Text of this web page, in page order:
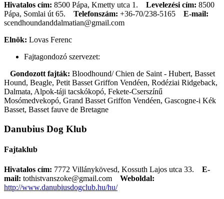
Hivatalos cím: 8500 Pápa, Kmetty utca 1. Levelezési cím: 8500
Pápa, Somlai út 65.
Telefonszám: +36-70/238-5165
E-mail:
scendhoundanddalmatian@gmail.com
Elnök: Lovas Ferenc
Fajtagondozó szervezet:
Gondozott fajták: Bloodhound/ Chien de Saint - Hubert, Basset
Hound, Beagle, Petit Basset Griffon Vendéen, Rodéziai Ridgeback,
Dalmata, Alpok-táji tacskókopó, Fekete-Cserszínű
Mosómedvekopó, Grand Basset Griffon Vendéen, Gascogne-i Kék
Basset, Basset fauve de Bretagne
Danubius Dog Klub
Fajtaklub
Hivatalos cím: 7772 Villánykövesd, Kossuth Lajos utca 33. E-
mail: tothistvanszoke@gmail.com
Weboldal:
http://www.danubiusdogclub.hu/hu/